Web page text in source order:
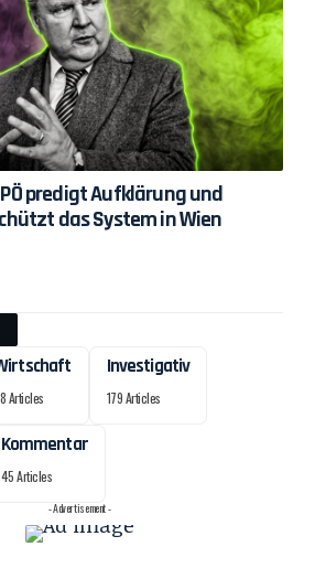
predigt Aufklärung und
das System in Wien
Articles
Investigativ
179 Articles
Kommentar
45 Articles
- Advertisement -